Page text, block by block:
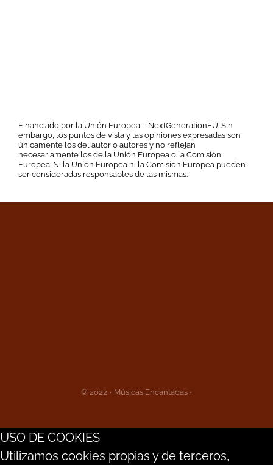
Financiado por la Unión Europea – NextGenerationEU. Sin
embargo, los puntos de vista y las opiniones expresadas son
únicamente los del autor o autores y no reflejan
necesariamente los de la Unión Europea o la Comisión
Europea. Ni la Unión Europea ni la Comisión Europea pueden
ser consideradas responsables de las mismas.
© 2022 • Músicas Encantadas •
USO DE COOKIES
Utilizamos cookies propias y de terceros,